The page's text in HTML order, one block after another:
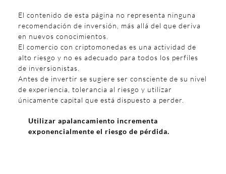
El contenido de esta página no representa ninguna
recomendación de inversión, más allá del que deriva
en nuevos conocimientos.
El comercio con criptomonedas es una actividad de
alto riesgo y no es adecuado para todos los perfiles
de inversionistas.
Antes de invertir se sugiere ser consciente de su nivel
de experiencia, tolerancia al riesgo y utilizar
únicamente capital que está dispuesto a perder.
Utilizar apalancamiento incrementa
exponencialmente el riesgo de pérdida.